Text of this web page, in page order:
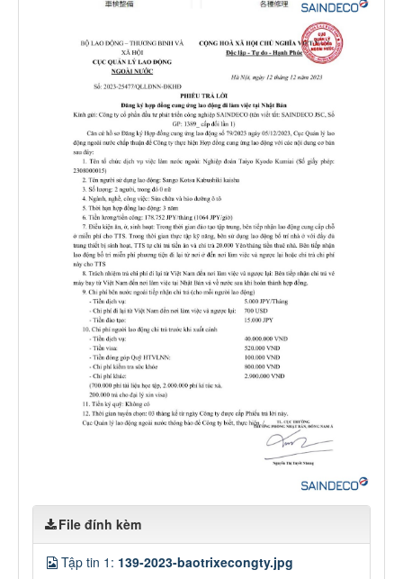
File đính kèm
Tập tin 1: 139-2023-baotrixecongty.jpg